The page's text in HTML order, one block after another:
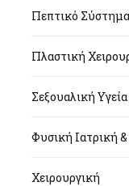
Πεπτικό
Πλαστική
Σεξουαλική Υγεία
Φυσική Ιατρική
Χειρουργική